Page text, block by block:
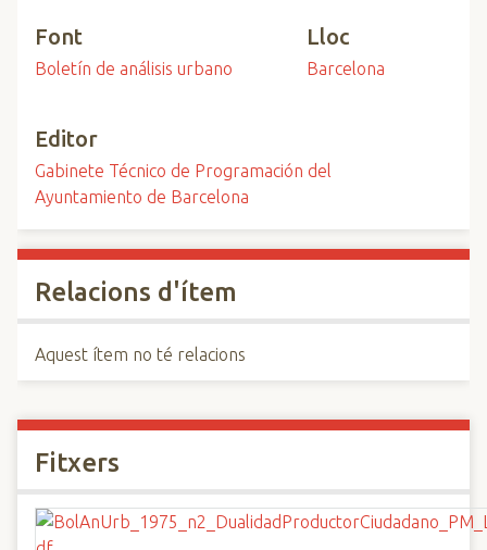
Font
Boletín de análisis urbano
Lloc
Barcelona
Editor
Gabinete Técnico de Programación del
Ayuntamiento de Barcelona
Relacions d'ítem
Aquest ítem no té relacions
Fitxers